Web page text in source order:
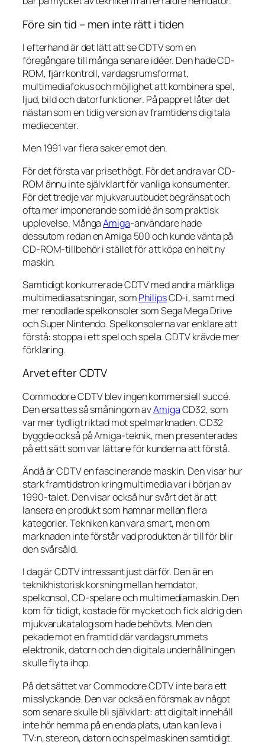
Före sin tid – men inte rätt i tiden
I efterhand är det lätt att se CDTV som en
föregångare till många senare idéer. Den hade CD-
ROM, fjärrkontroll, vardagsrumsformat,
multimediafokus och möjlighet att kombinera spel,
ljud, bild och datorfunktioner. På pappret låter det
nästan som en tidig version av framtidens digitala
mediecenter.
Men 1991 var flera saker emot den.
För det första var priset högt. För det andra var CD-
ROM ännu inte självklart för vanliga konsumenter.
För det tredje var mjukvaruutbudet begränsat och
ofta mer imponerande som idé än som praktisk
upplevelse. MångaAmiga-användare hade
dessutom redan en Amiga 500 och kunde vänta på
CD-ROM-tillbehör i stället för att köpa en helt ny
maskin.
Samtidigt konkurrerade CDTV med andra märkliga
multimediasatsningar, somPhilipsCD-i, samt med
mer renodlade spelkonsoler som Sega Mega Drive
och Super Nintendo. Spelkonsolerna var enklare att
förstå: stoppa i ett spel och spela. CDTV krävde mer
förklaring.
Arvet efter CDTV
Commodore CDTV blev ingen kommersiell succé.
Den ersattes så småningom avAmigaCD32, som
var mer tydligt riktad mot spelmarknaden. CD32
byggde också på Amiga-teknik, men presenterades
på ett sätt som var lättare för kunderna att förstå.
Ändå är CDTV en fascinerande maskin. Den visar hur
stark framtidstron kring multimedia var i början av
1990-talet. Den visar också hur svårt det är att
lansera en produkt som hamnar mellan flera
kategorier. Tekniken kan vara smart, men om
marknaden inte förstår vad produkten är till för blir
den svårsåld.
I dag är CDTV intressant just därför. Den är en
teknikhistorisk korsning mellan hemdator,
spelkonsol, CD-spelare och multimediamaskin. Den
kom för tidigt, kostade för mycket och fick aldrig den
mjukvarukatalog som hade behövts. Men den
pekade mot en framtid där vardagsrummets
elektronik, datorn och den digitala underhållningen
skulle flyta ihop.
På det sättet var Commodore CDTV inte bara ett
misslyckande. Den var också en försmak av något
som senare skulle bli självklart: att digitalt innehåll
inte hör hemma på en enda plats, utan kan leva i
TV:n, stereon, datorn och spelmaskinen samtidigt.